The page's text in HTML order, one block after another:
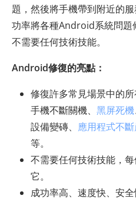
題，然後將手機帶到附近的
功率將各種Android系統問題
不需要任何技術技能。
Android修復的亮點：
修復許多常見場景中的
手機不斷關機、 黑屏死機
設備變磚、 應用程式不
等。
不需要任何技術技能，
它。
成功率高、速度快、安全